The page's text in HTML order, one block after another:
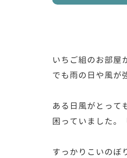
いちご組のお部屋
でも雨の日や風が
ある日風がとって
困っていました。
すっかりこいのぼ